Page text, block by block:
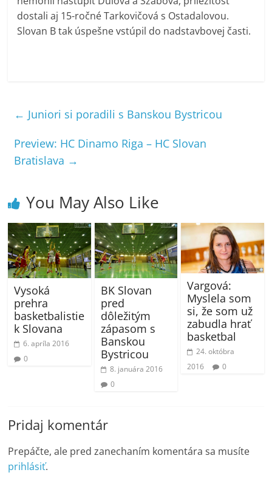
dostali aj 15-ročné Tarkovičová s Ostadalovou.
Slovan B tak úspešne vstúpil do nadstavbovej časti.
← Juniori si poradili s Banskou Bystricou
Preview: HC Dinamo Riga – HC Slovan
Bratislava →
You May Also Like
Vysoká
prehra
basketbalistie
k Slovana
6. apríla 2016
0
BK Slovan
pred
dôležitým
zápasom s
Banskou
Bystricou
8. januára 2016
0
Vargová:
Myslela som
si, že som už
zabudla hrať
basketbal
24. októbra
2016
0
Pridaj komentár
Prepáčte, ale pred zanechaním komentára sa musíte
prihlásiť.